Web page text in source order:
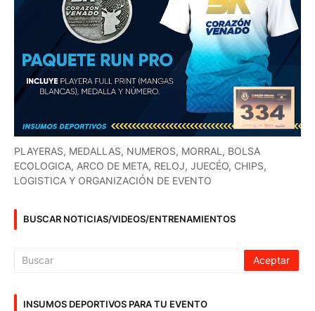
PLAYERAS, MEDALLAS, NUMEROS, MORRAL, BOLSA
ECOLOGICA, ARCO DE META, RELOJ, JUECÉO, CHIPS,
LOGISTICA Y ORGANIZACIÓN DE EVENTO
BUSCAR NOTICIAS/VIDEOS/ENTRENAMIENTOS
INSUMOS DEPORTIVOS PARA TU EVENTO